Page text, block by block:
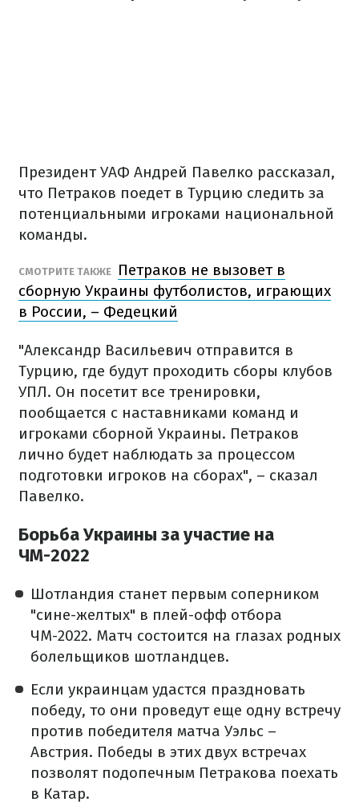
Президент УАФ Андрей Павелко рассказал,
что Петраков поедет в Турцию следить за
потенциальными игроками национальной
команды.
СМОТРИТЕ ТАКЖЕ
Петраков не вызовет в
сборную Украины футболистов, играющих
в России, – Федецкий
"Александр Васильевич отправится в
Турцию, где будут проходить сборы клубов
УПЛ. Он посетит все тренировки,
пообщается с наставниками команд и
игроками сборной Украины. Петраков
лично будет наблюдать за процессом
подготовки игроков на сборах", – сказал
Павелко.
Борьба Украины за участие на
ЧМ-2022
Шотландия станет первым соперником
"сине-желтых" в плей-офф отбора
ЧМ-2022. Матч состоится на глазах родных
болельщиков шотландцев.
Если украинцам удастся праздновать
победу, то они проведут еще одну встречу
против победителя матча Уэльс –
Австрия. Победы в этих двух встречах
позволят подопечным Петракова поехать
в Катар.